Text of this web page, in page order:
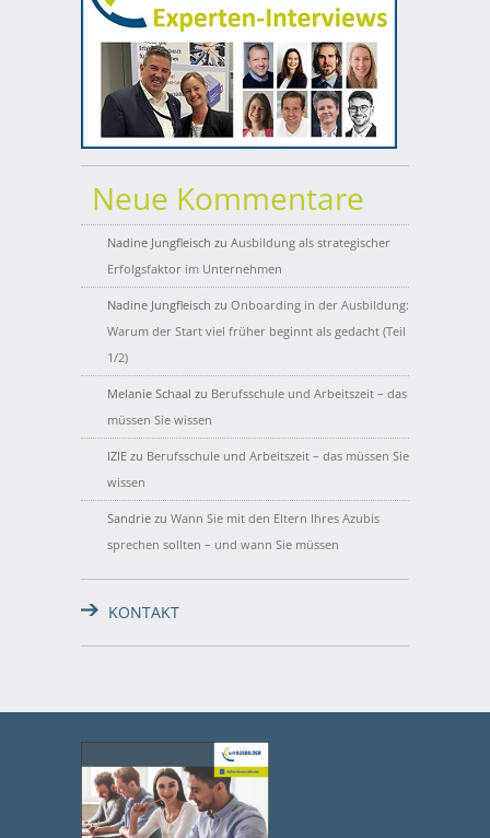
Neue Kommentare
Nadine Jungfleisch zu Ausbildung als strategischer
Erfolgsfaktor im Unternehmen
Nadine Jungfleisch zu Onboarding in der Ausbildung:
Warum der Start viel früher beginnt als gedacht (Teil
1/2)
Melanie Schaal zu Berufsschule und Arbeitszeit – das
müssen Sie wissen
IZIE zu Berufsschule und Arbeitszeit – das müssen Sie
wissen
Sandrie zu Wann Sie mit den Eltern Ihres Azubis
sprechen sollten – und wann Sie müssen
KONTAKT